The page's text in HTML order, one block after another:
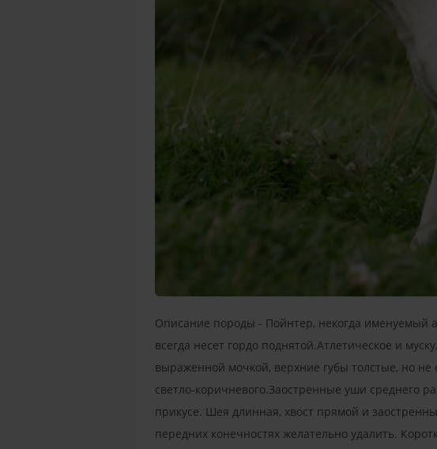
Описание породы - Пойнтер, некогда именуемый
всегда несет гордо поднятой.Атлетическое и
выраженной мочкой, верхние губы толстые, но не
светло-коричневого.Заостренные уши среднего
прикусе. Шея длинная, хвост прямой и
передних конечностях желательно удалить.